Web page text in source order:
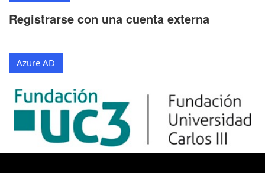
Registrarse con una cuenta externa
Azure AD